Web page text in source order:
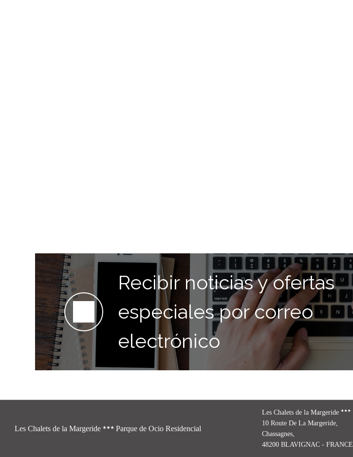
Recibir noticias y ofertas
especiales por correo
electrónico
Les Chalets de la Margeride Parque de Ocio Residencial
Les Chalets de la Margeride
10 Route De La Margeride,
Chassagnes,
48200 BLAVIGNAC - FRANCE